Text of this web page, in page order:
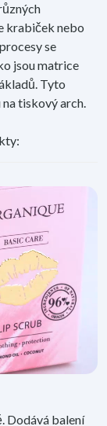
krabiček nebo
se
jsou matrice
Tyto
tiskový arch.
Dodává balení